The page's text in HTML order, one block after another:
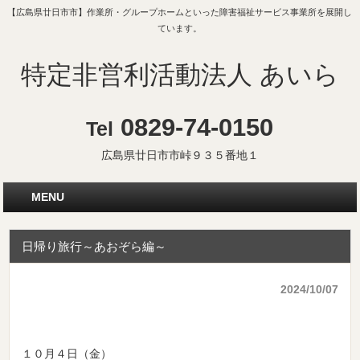
【広島県廿日市市】作業所・グループホームといった障害福祉サービス事業所を展開し
ています。
特定非営利活動法人 あいら
Tel 0829-74-0150
広島県廿日市市峠９３５番地１
MENU
日帰り旅行～あおぞら編～
2024/10/07
１０月４日（金）